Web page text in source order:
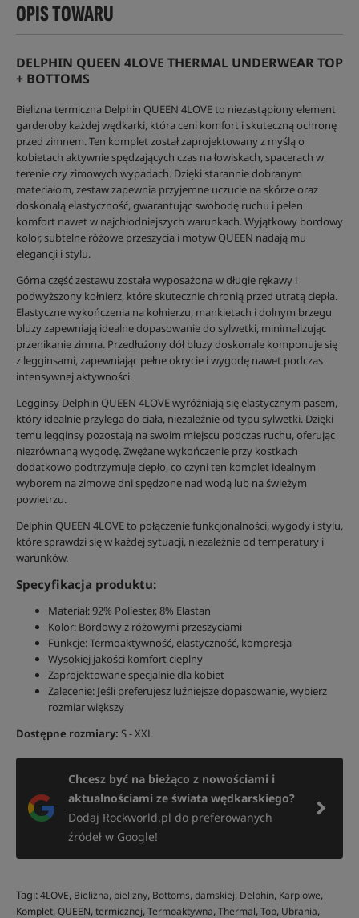
OPIS TOWARU
DELPHIN QUEEN 4LOVE THERMAL UNDERWEAR TOP
+ BOTTOMS
Bielizna termiczna Delphin QUEEN 4LOVE to niezastąpiony element
garderoby każdej wędkarki, która ceni komfort i skuteczną ochronę
przed zimnem. Ten komplet został zaprojektowany z myślą o
kobietach aktywnie spędzających czas na łowiskach, spacerach w
terenie czy zimowych wypadach. Dzięki starannie dobranym
materiałom, zestaw zapewnia przyjemne uczucie na skórze oraz
doskonałą elastyczność, gwarantując swobodę ruchu i pełen
komfort nawet w najchłodniejszych warunkach. Wyjątkowy bordowy
kolor, subtelne różowe przeszycia i motyw QUEEN nadają mu
elegancji i stylu.
Górna część zestawu została wyposażona w długie rękawy i
podwyższony kołnierz, które skutecznie chronią przed utratą ciepła.
Elastyczne wykończenia na kołnierzu, mankietach i dolnym brzegu
bluzy zapewniają idealne dopasowanie do sylwetki, minimalizując
przenikanie zimna. Przedłużony dół bluzy doskonale komponuje się
z legginsami, zapewniając pełne okrycie i wygodę nawet podczas
intensywnej aktywności.
Legginsy Delphin QUEEN 4LOVE wyróżniają się elastycznym pasem,
który idealnie przylega do ciała, niezależnie od typu sylwetki. Dzięki
temu legginsy pozostają na swoim miejscu podczas ruchu, oferując
niezrównaną wygodę. Zwężane wykończenie przy kostkach
dodatkowo podtrzymuje ciepło, co czyni ten komplet idealnym
wyborem na zimowe dni spędzone nad wodą lub na świeżym
powietrzu.
Delphin QUEEN 4LOVE to połączenie funkcjonalności, wygody i stylu,
które sprawdzi się w każdej sytuacji, niezależnie od temperatury i
warunków.
Specyfikacja produktu:
Materiał: 92% Poliester, 8% Elastan
Kolor: Bordowy z różowymi przeszyciami
Funkcje: Termoaktywność, elastyczność, kompresja
Wysokiej jakości komfort cieplny
Zaprojektowane specjalnie dla kobiet
Zalecenie: Jeśli preferujesz luźniejsze dopasowanie, wybierz
rozmiar większy
Dostępne rozmiary: S - XXL
Chcesz być na bieżąco z nowościami i
aktualnościami ze świata wędkarskiego?
Dodaj Rockworld.pl do preferowanych
źródeł w Google!
Tagi:4LOVE, Bielizna, bielizny, Bottoms,damskiej, Delphin, Karpiowe,
Komplet,QUEEN,termicznej,Termoaktywna,Thermal,Top, Ubrania,